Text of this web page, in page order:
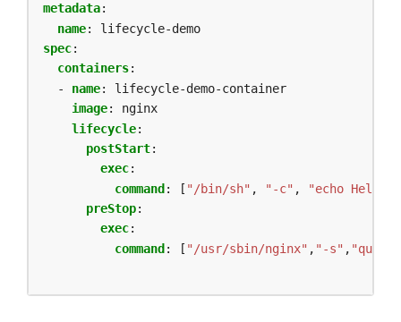
metadata:
name:
lifecycle-demo
spec:
containers:
- name:
lifecycle-demo-container
image:
nginx
lifecycle:
postStart:
exec:
command : [ "/bin/sh" , "-c" ,
"echo Hello
preStop:
exec:
command : [ "/usr/sbin/nginx" , "-s" , "quit"